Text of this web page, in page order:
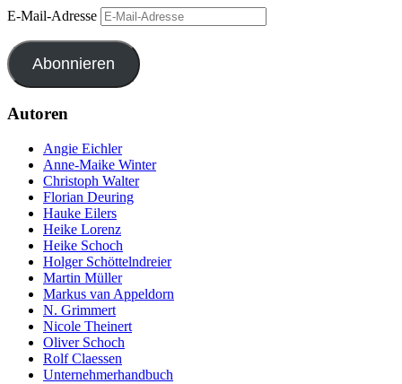
E-Mail-Adresse
Abonnieren
Autoren
Angie Eichler
Anne-Maike Winter
Christoph Walter
Florian Deuring
Hauke Eilers
Heike Lorenz
Heike Schoch
Holger Schöttelndreier
Martin Müller
Markus van Appeldorn
N. Grimmert
Nicole Theinert
Oliver Schoch
Rolf Claessen
Unternehmerhandbuch